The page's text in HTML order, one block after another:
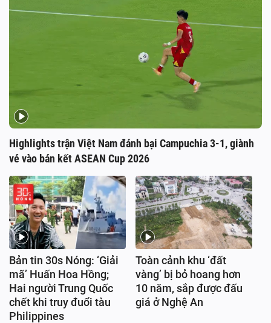
Highlights trận Việt Nam đánh bại Campuchia 3-1, giành
vé vào bán kết ASEAN Cup 2026
Bản tin 30s Nóng: ‘Giải
mã’ Huấn Hoa Hồng;
Hai người Trung Quốc
chết khi truy đuổi tàu
Philippines
Toàn cảnh khu ‘đất
vàng’ bị bỏ hoang hơn
10 năm, sắp được đấu
giá ở Nghệ An